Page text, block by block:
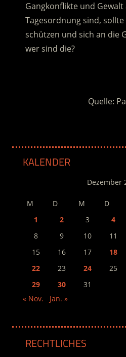
Gangkonflikte und Gewalt
Tagesordnung sind,
schützen und sich an die
wer sind die?
Quelle:
KALENDER
Dezember
M D M D
1
2 3 4
8
9 10 11
15
16 17 18
22
23 24 25
29
30
31
« Nov.
Jan. »
RECHTLICHES